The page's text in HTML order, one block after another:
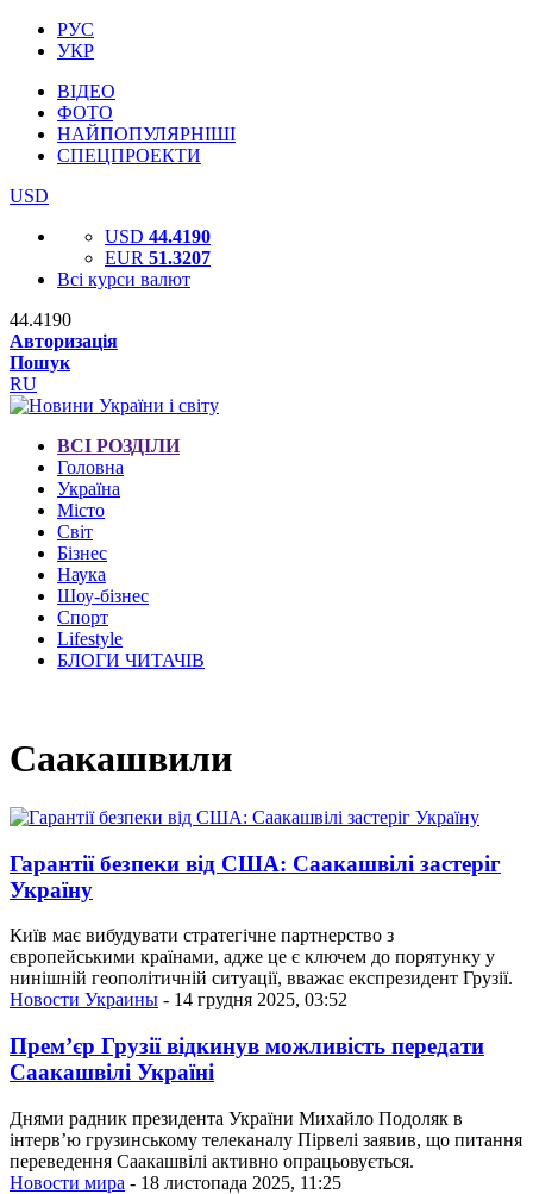
РУС
УКР
ВІДЕО
ФОТО
НАЙПОПУЛЯРНІШІ
СПЕЦПРОЕКТИ
USD
USD 44.4190
EUR 51.3207
Всі курси валют
44.4190
Авторизація
Пошук
RU
ВСІ РОЗДІЛИ
Головна
Україна
Місто
Світ
Бізнес
Наука
Шоу-бізнес
Спорт
Lifestyle
БЛОГИ ЧИТАЧІВ
Саакашвили
Гарантії безпеки від США: Саакашвілі застеріг
Україну
Київ має вибудувати стратегічне партнерство з
європейськими країнами, адже це є ключем до порятунку у
нинішній геополітичній ситуації, вважає експрезидент Грузії.
Новости Украины - 14 грудня 2025, 03:52
Прем’єр Грузії відкинув можливість передати
Саакашвілі Україні
Днями радник президента України Михайло Подоляк в
інтерв’ю грузинському телеканалу Пірвелі заявив, що питання
переведення Саакашвілі активно опрацьовується.
Новости мира - 18 листопада 2025, 11:25